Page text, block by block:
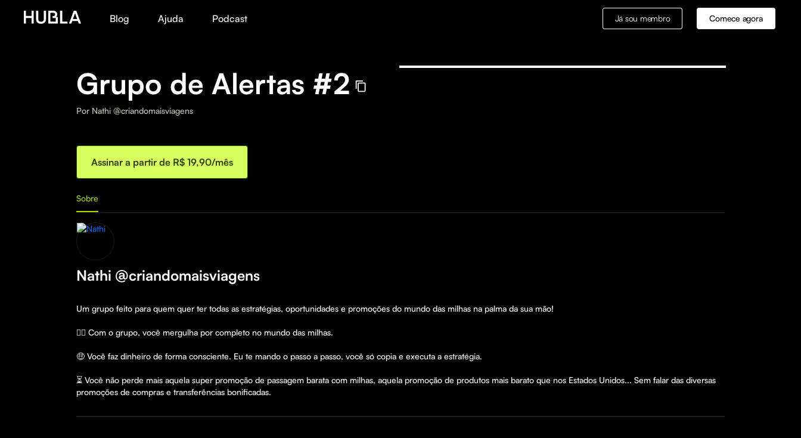
Blog Ajuda Podcast Já sou membro Comece agora
Grupo de Alertas #2
Por Nathi @criandomaisviagens
Assinar a partir de R$ 19,90/mês
Sobre
Nathi @criandomaisviagens
Um grupo feito para quem quer ter todas as estratégias, oportunidades e promoções do mundo das milhas na palma da sua mão!
🏊‍♀️ Com o grupo, você mergulha por completo no mundo das milhas.
🤑 Você faz dinheiro de forma consciente. Eu te mando o passo a passo, você só copia e executa a estratégia.
⏳ Você não perde mais aquela super promoção de passagem barata com milhas, aquela promoção de produtos mais barato que nos Estados Unidos... Sem falar das diversas
promoções de compras e transferências bonificadas.